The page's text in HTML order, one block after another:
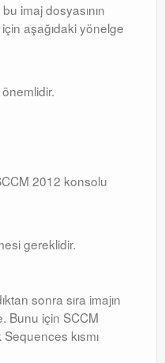
imaj dosyasının
aşağıdaki yönelge
2012 konsolu
gereklidir.
sonra sıra imajın
Bunu için SCCM
kısmı